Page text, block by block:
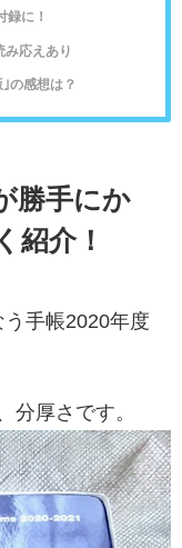
録に！
み応えあり
の感想は？
勝手にか
紹介！
手帳2020年度
分厚さです。